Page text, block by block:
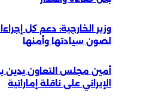
وزير الخارجية: دعم كل
لصون سيادتها وأمنها
أمين مجلس التعاون يدين
الإيراني على ناقلة إماراتية